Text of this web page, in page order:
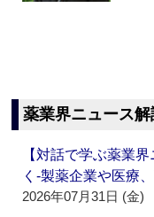
薬業界ニュース解
【対話で学ぶ薬業
く‐製薬企業や医療
2026年07月31日 (金)